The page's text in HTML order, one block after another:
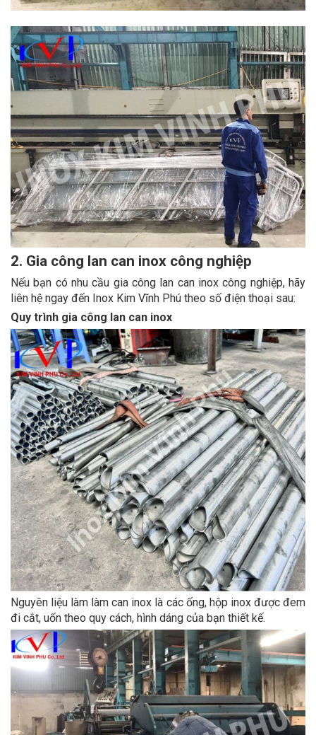
2. Gia công lan can inox công nghiệp
Nếu bạn có nhu cầu gia công lan can inox công nghiệp, hãy
liên hệ ngay đến Inox Kim Vĩnh Phú theo số điện thoại sau:
Quy trình gia công lan can inox
Nguyên liệu làm làm can inox là các ống, hộp inox được đem
đi cắt, uốn theo quy cách, hình dáng của bạn thiết kế.